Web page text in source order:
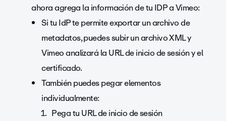
ahora agrega la información de tu IDP a Vimeo:
Si tu IdP te permite exportar un archivo de
metadatos, puedes subir un archivo XML y
Vimeo analizará la URL de inicio de sesión y el
certificado.
También puedes pegar elementos
individualmente:
Pega tu URL de inicio de sesión